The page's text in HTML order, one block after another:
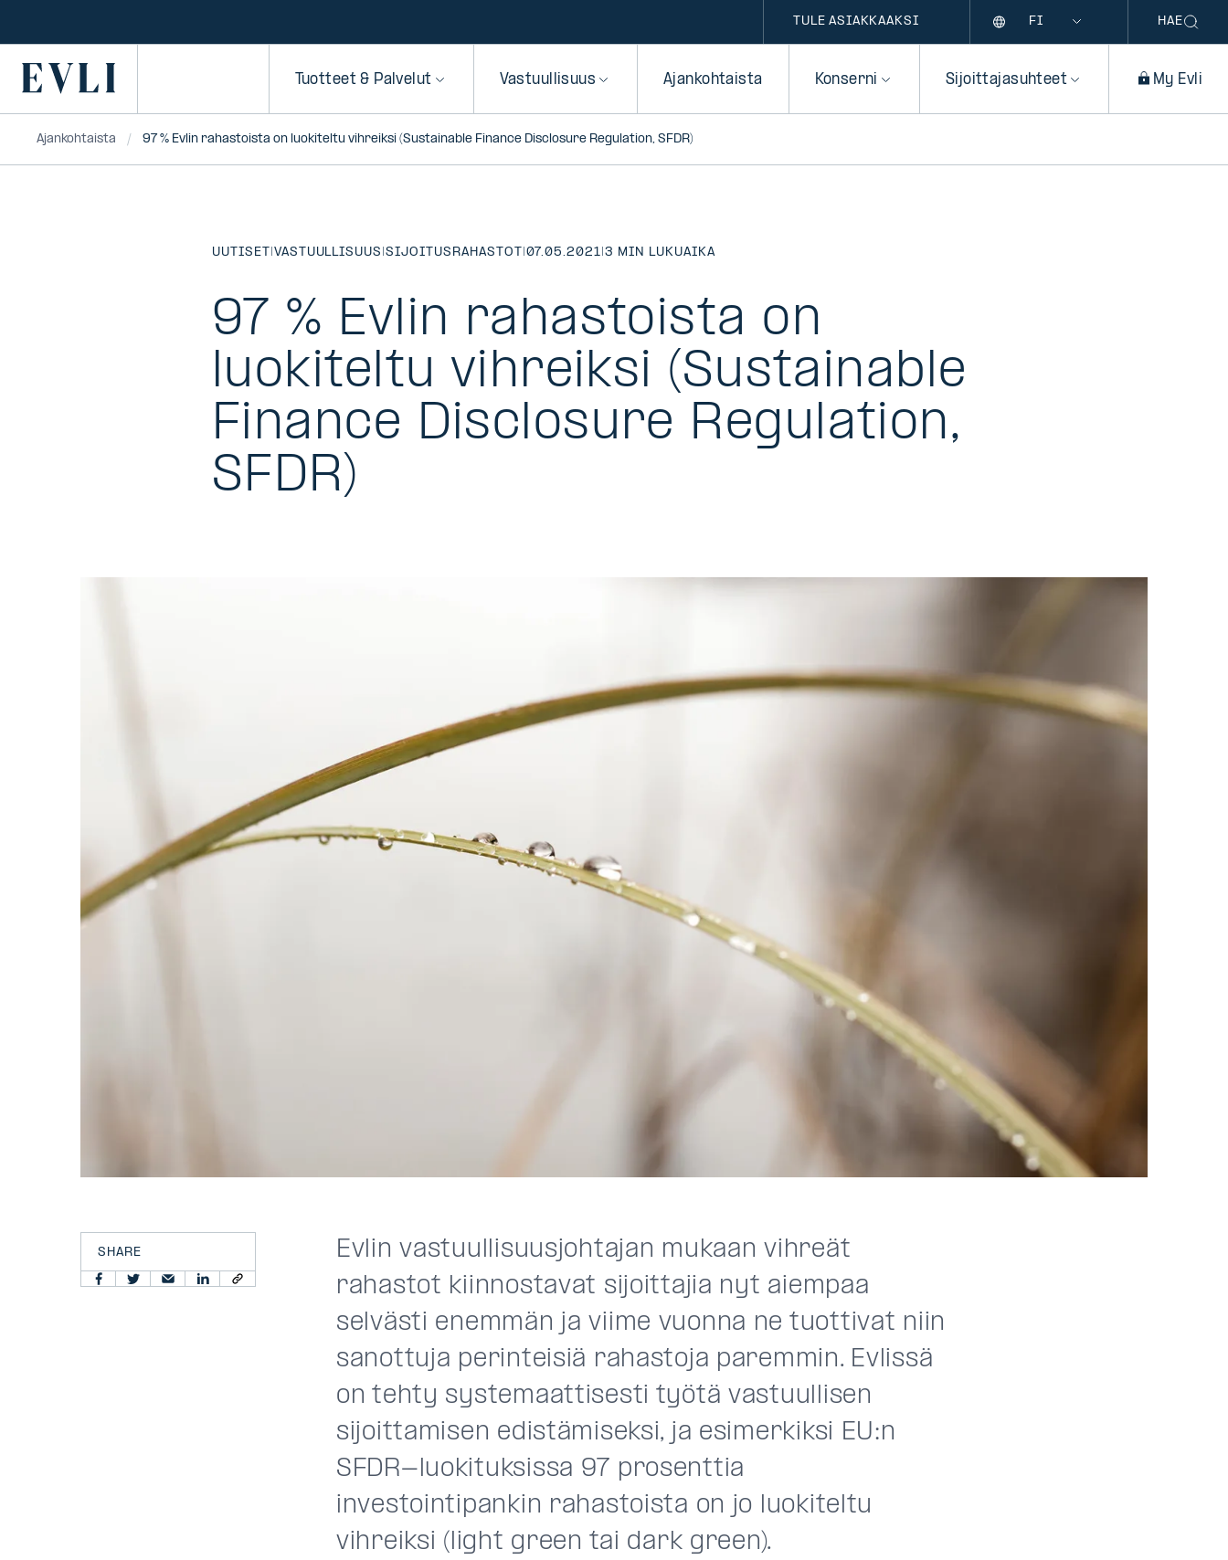
TULE ASIAKKAAKSI HAE
Primary Tuotteet & Palvelut Vastuullisuus Ajankohtaista Konserni Sijoittajasuhteet My Evli
Ajankohtaista 97 % Evlin rahastoista on luokiteltu vihreiksi (Sustainable Finance Disclosure Regulation, SFDR)
UUTISET |VASTUULLISUUS |SIJOITUSRAHASTOT |07.05.2021|3 MIN LUKUAIKA
97 % Evlin rahastoista on
luokiteltu vihreiksi (Sustainable
Finance Disclosure Regulation,
SFDR)
SHARE
Evlin vastuullisuusjohtajan mukaan vihreät
rahastot kiinnostavat sijoittajia nyt aiempaa
selvästi enemmän ja viime vuonna ne tuottivat niin
sanottuja perinteisiä rahastoja paremmin. Evlissä
on tehty systemaattisesti työtä vastuullisen
sijoittamisen edistämiseksi, ja esimerkiksi EU:n
SFDR-luokituksissa 97 prosenttia
investointipankin rahastoista on jo luokiteltu
vihreiksi (light green tai dark green).